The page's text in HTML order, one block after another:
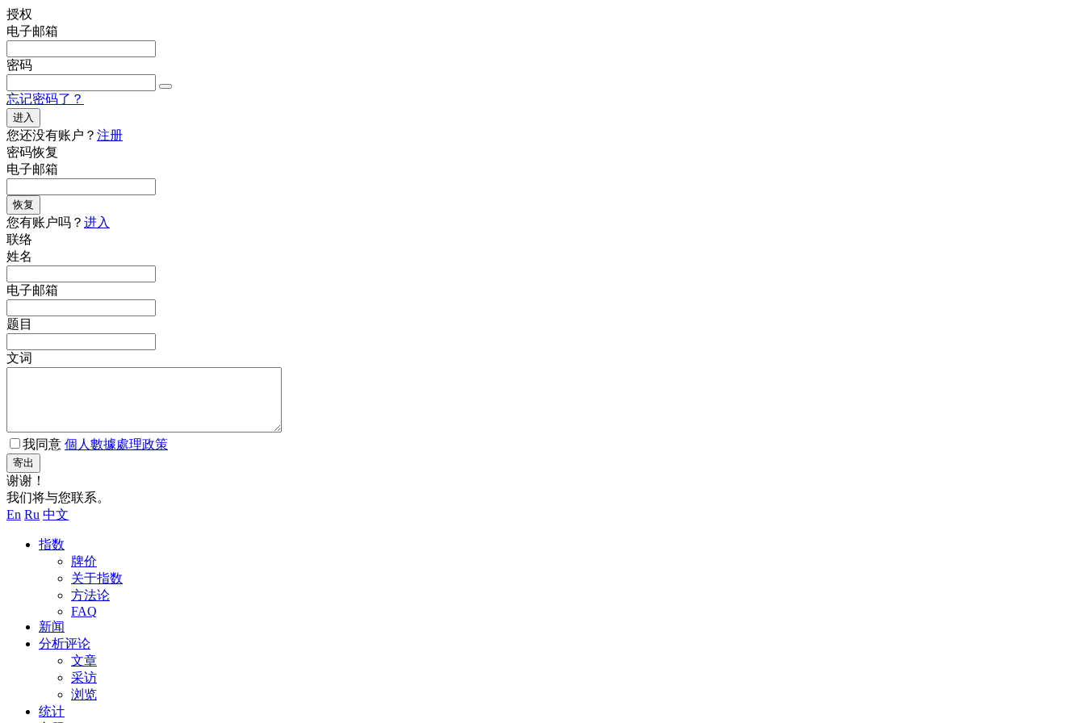
授权
电子邮箱
密码
忘记密码了？
进入
您还没有账户？ 注册
密码恢复
电子邮箱
恢复
您有账户吗？ 进入
联络
姓名
电子邮箱
题目
文词
我同意 個人數據處理政策
寄出
谢谢！
我们将与您联系。
En Ru 中文
指数
牌价
关于指数
方法论
FAQ
新闻
分析评论
文章
采访
浏览
统计